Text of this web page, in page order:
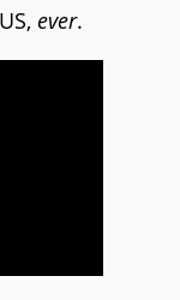
ever.